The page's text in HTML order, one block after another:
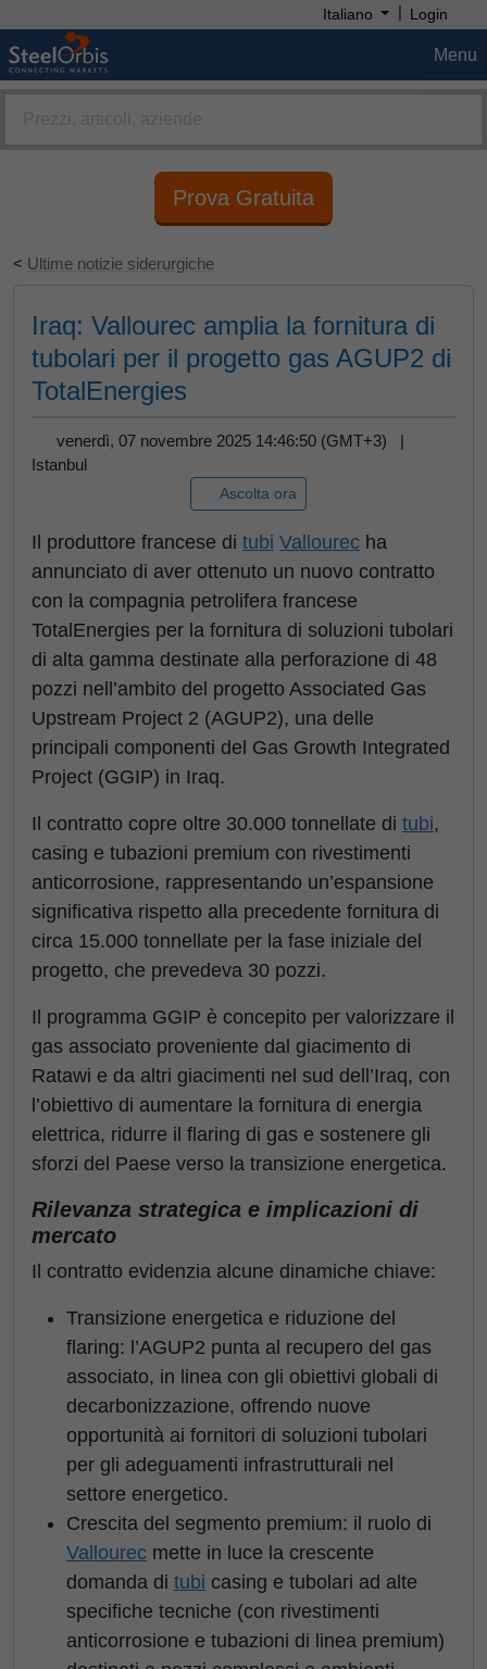
Italiano | Login
Menu
Prova Gratuita
< Ultime notizie siderurgiche
Iraq: Vallourec amplia la fornitura di
tubolari per il progetto gas AGUP2 di
TotalEnergies
venerdì, 07 novembre 2025 14:46:50 (GMT+3) |
Istanbul
Ascolta ora
Il produttore francese di tubi Vallourec ha
annunciato di aver ottenuto un nuovo contratto
con la compagnia petrolifera francese
TotalEnergies per la fornitura di soluzioni tubolari
di alta gamma destinate alla perforazione di 48
pozzi nell’ambito del progetto Associated Gas
Upstream Project 2 (AGUP2), una delle
principali componenti del Gas Growth Integrated
Project (GGIP) in Iraq.
Il contratto copre oltre 30.000 tonnellate di tubi,
casing e tubazioni premium con rivestimenti
anticorrosione, rappresentando un’espansione
significativa rispetto alla precedente fornitura di
circa 15.000 tonnellate per la fase iniziale del
progetto, che prevedeva 30 pozzi.
Il programma GGIP è concepito per valorizzare il
gas associato proveniente dal giacimento di
Ratawi e da altri giacimenti nel sud dell’Iraq, con
l’obiettivo di aumentare la fornitura di energia
elettrica, ridurre il flaring di gas e sostenere gli
sforzi del Paese verso la transizione energetica.
Rilevanza strategica e implicazioni di
mercato
Il contratto evidenzia alcune dinamiche chiave:
Transizione energetica e riduzione del
flaring: l’AGUP2 punta al recupero del gas
associato, in linea con gli obiettivi globali di
decarbonizzazione, offrendo nuove
opportunità ai fornitori di soluzioni tubolari
per gli adeguamenti infrastrutturali nel
settore energetico.
Crescita del segmento premium: il ruolo di
Vallourec mette in luce la crescente
domanda di tubi casing e tubolari ad alte
specifiche tecniche (con rivestimenti
anticorrosione e tubazioni di linea premium)